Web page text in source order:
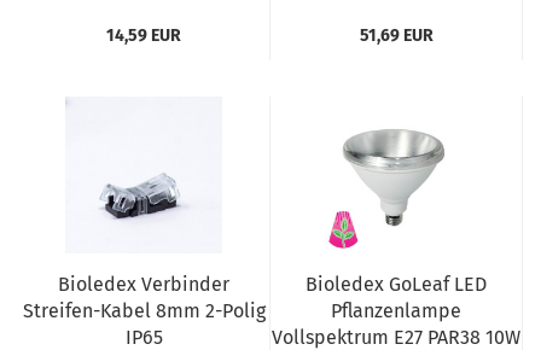
14,59 EUR 51,69 EUR
Bioledex Verbinder
Streifen-Kabel 8mm 2-Polig
IP65
Bioledex GoLeaf LED
Pflanzenlampe
Vollspektrum E27 PAR38 10W